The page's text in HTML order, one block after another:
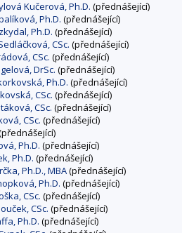
Kučerová, Ph.D. (přednášející)
Ph.D. (přednášející)
Ph.D. (přednášející)
CSc. (přednášející)
CSc. (přednášející)
DrSc. (přednášející)
Ph.D. (přednášející)
CSc. (přednášející)
CSc. (přednášející)
CSc. (přednášející)
Ph.D. (přednášející)
Ph.D. (přednášející)
Ph.D., MBA(přednášející)
Ph.D. (přednášející)
CSc. (přednášející)
CSc. (přednášející)
Ph.D. (přednášející)